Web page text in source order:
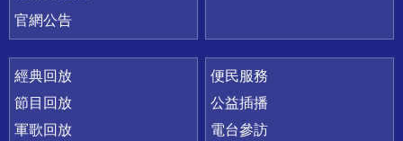
官網公告
經典回放
節目回放
軍歌回放
便民服務
公益插播
電台參訪